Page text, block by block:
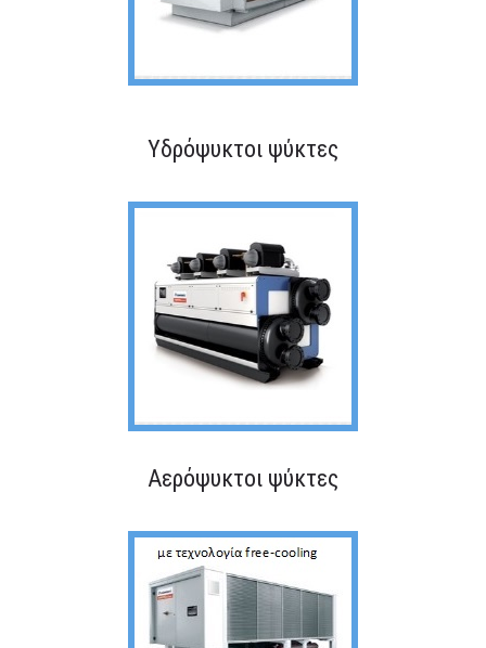
Υδρόψυκτοι ψύκτες
Αερόψυκτοι ψύκτες